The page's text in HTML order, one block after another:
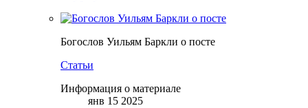
Богослов Уильям Баркли о посте
Статьи
Информация о материале
янв 15 2025